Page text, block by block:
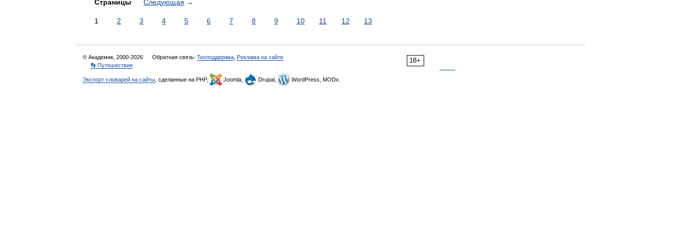
Страницы Следующая →
1 2 3 4 5 6 7 8 9 10 11 12 13
18+
© Академик, 2000-2026 Обратная связь: Техподдержка Реклама на сайте
👣 Путешествия
Экспорт словарей на сайты , сделанные на PHP, Joomla, Drupal, WordPress, MODx.